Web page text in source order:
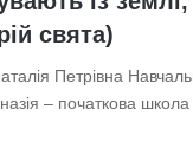
свята)
Петрівна
– початкова